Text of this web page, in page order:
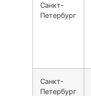
Санкт-
Петербург
Санкт-
Петербург